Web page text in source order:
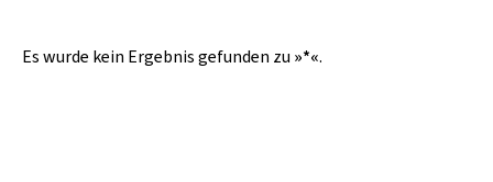
Es wurde kein Ergebnis gefunden zu »*«.